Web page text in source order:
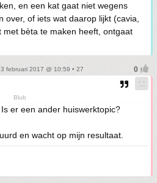
en een kat gaat niet wegens
over, of iets wat daarop lijkt (cavia,
met bèta te maken heeft, ontgaat
februari 2017 @ 10:59 • 27
Blub
er een ander huiswerktopic?
en wacht op mijn resultaat.